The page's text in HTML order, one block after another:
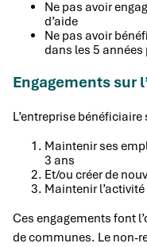
Ne pas avoir
d’aide
Ne pas avoir
dans les 5 années
Engagements sur
L’entreprise bénéficiaire
Maintenir ses
3 ans
Et/ou créer de
Maintenir
Ces engagements font
de communes. Le non-